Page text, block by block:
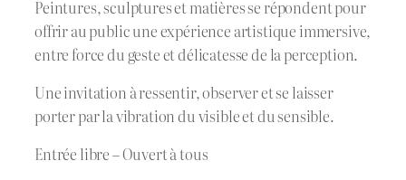
Peintures, sculptures et matières se répondent pour
offrir au public une expérience artistique immersive,
entre force du geste et délicatesse de la perception.
Une invitation à ressentir, observer et se laisser
porter par la vibration du visible et du sensible.
Entrée libre – Ouvert à tous